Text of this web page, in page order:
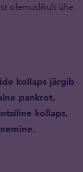
olemuslikult ühe
kollaps järgib
pankrot,
kollaps,